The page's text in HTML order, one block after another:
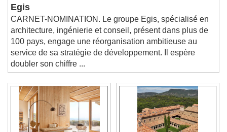
Egis
CARNET-NOMINATION. Le groupe Egis, spécialisé en
architecture, ingénierie et conseil, présent dans plus de
100 pays, engage une réorganisation ambitieuse au
service de sa stratégie de développement. Il espère
doubler son chiffre ...